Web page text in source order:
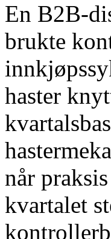
En B2B-
brukte
haster
når
kvartalet